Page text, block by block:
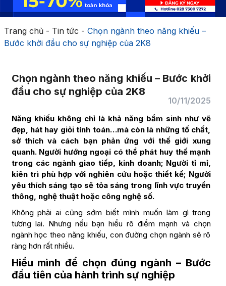
Trang chủ- Tin tức - Chọn ngành theo năng khiếu –
Bước khởi đầu cho sự nghiệp của 2K8
Chọn ngành theo năng khiếu – Bước khởi
đầu cho sự nghiệp của 2K8
10/11/2025
Năng khiếu không chỉ là khả năng bẩm sinh như vẽ
đẹp, hát hay giỏi tính toán…mà còn là những tố chất,
sở thích và cách bạn phản ứng với thế giới xung
quanh. Người hướng ngoại có thể phát huy thế mạnh
trong các ngành giao tiếp, kinh doanh; Người tỉ mỉ,
kiên trì phù hợp với nghiên cứu hoặc thiết kế; Người
yêu thích sáng tạo sẽ tỏa sáng trong lĩnh vực truyền
thông, nghệ thuật hoặc công nghệ số.
Không phải ai cũng sớm biết mình muốn làm gì trong
tương lai. Nhưng nếu bạn hiểu rõ điểm mạnh và chọn
ngành học theo năng khiếu, con đường chọn ngành sẽ rõ
ràng hơn rất nhiều.
Hiểu mình để chọn đúng ngành – Bước
đầu tiên của hành trình sự nghiệp